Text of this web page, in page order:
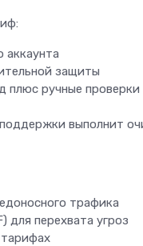
аккаунта
защиты
плюс ручные
выполнит
трафика
перехвата угроз